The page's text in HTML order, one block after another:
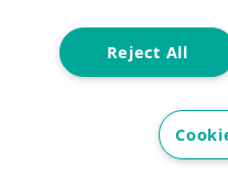
Adicionalmente,
comunique mis datos
Créditos Inmobiliarios
facilite información
Reject All